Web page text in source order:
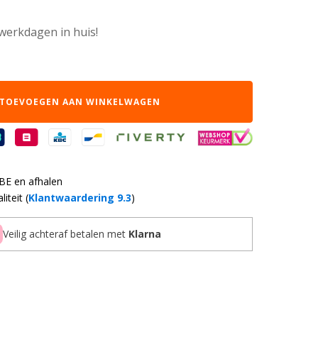
in huis!
TOEVOEGEN AAN WINKELWAGEN
en afhalen
(Klantwaardering 9.3)
Veilig achteraf betalen met Klarna